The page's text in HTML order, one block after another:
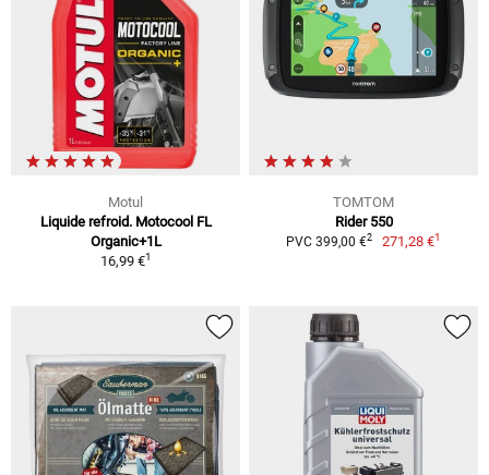
Motul
Liquide refroid. Motocool FL
Organic+1L
16,99 €1
TOMTOM
Rider 550
PVC 399,00 €2 271,28 €1